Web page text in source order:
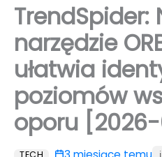
TrendSpider:
narzędzie
ułatwia
poziomów
oporu
TECH